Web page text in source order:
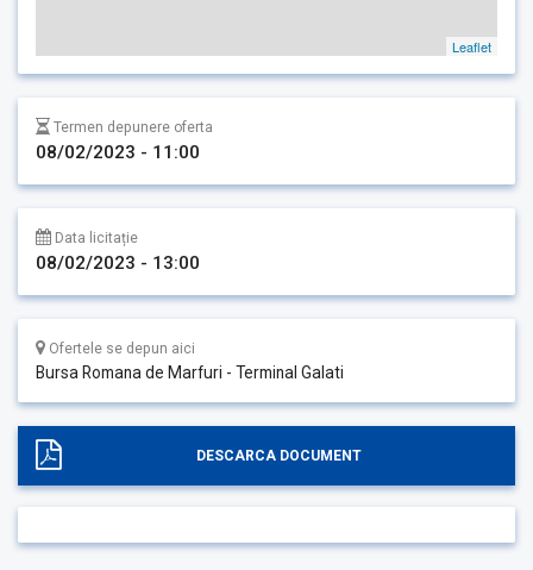
Leaflet
Termen depunere oferta
08/02/2023 - 11:00
Data licitație
08/02/2023 - 13:00
Ofertele se depun aici
Bursa Romana de Marfuri - Terminal Galati
DESCARCA DOCUMENT